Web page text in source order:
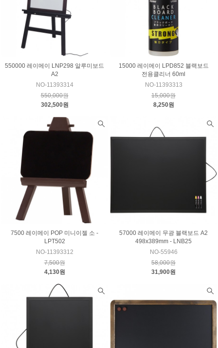
550000 레이메이 LNP298 알루미보드
A2
NO-11393314
550,000원
302,500원
15000 레이메이 LPD852 블랙보드
전용클리너 60ml
NO-11393313
15,000원
8,250원
7500 레이메이 POP 미니이젤 소 -
LPT502
NO-11393312
7,500원
4,130원
57000 레이메이 무광 블랙보드 A2
498x389mm - LNB25
NO-55946
58,000원
31,900원